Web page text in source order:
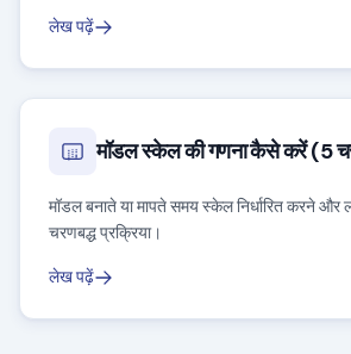
लेख पढ़ें
मॉडल स्केल की गणना कैसे करें (5
मॉडल बनाते या मापते समय स्केल निर्धारित करने और
चरणबद्ध प्रक्रिया।
लेख पढ़ें